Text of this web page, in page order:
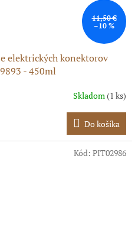
11,50 €
–10 %
elektrických konektorov
- 450ml
Skladom(1 ks)
Do košíka
Kód: PIT02986